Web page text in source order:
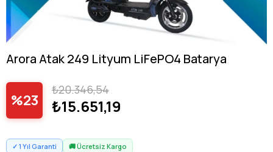
Arora Atak 249 Lityum LiFePO4 Batarya
23
₺20.346,54
₺15.651,19
✓ 1 Yıl Garanti 🚚 Ücretsiz Kargo